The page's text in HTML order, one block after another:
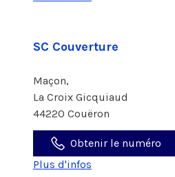
SC Couverture
Maçon,
La Croix Gicquiaud
44220 Couëron
Obtenir le numéro
Plus d'infos